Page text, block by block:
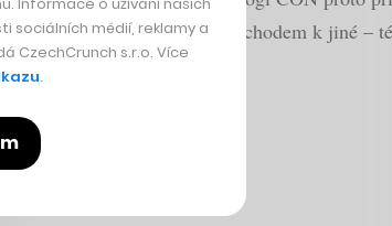
a ještě pomůžou s přechodem k jiné –
sociálních médií, reklamy a
CzechCrunch s.r.o. Více
.